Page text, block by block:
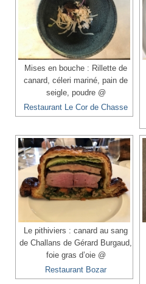
Mises en bouche : Rillette de
canard, céleri mariné, pain de
seigle, poudre @
Restaurant Le Cor de Chasse
Le pithiviers : canard au sang
de Challans de Gérard Burgaud,
foie gras d’oie @
Restaurant Bozar